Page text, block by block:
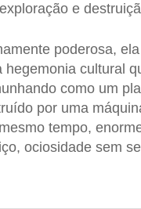
e
poderosa,
cultural
como um
por uma
tempo,
ociosidade sem